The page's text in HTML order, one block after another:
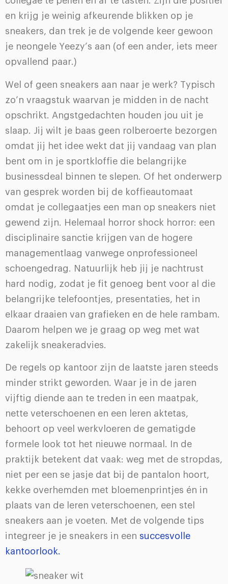
en krijg je weinig afkeurende blikken op je
sneakers, dan trek je de volgende keer gewoon
je neongele Yeezy’s aan (of een ander, iets meer
opvallend paar.)
Wel of geen sneakers aan naar je werk? Typisch
zo’n vraagstuk waarvan je midden in de nacht
opschrikt. Angstgedachten houden jou uit je
slaap. Jij wilt je baas geen rolberoerte bezorgen
omdat jij het idee wekt dat jij vandaag van plan
bent om in je sportkloffie die belangrijke
businessdeal binnen te slepen. Of het onderwerp
van gesprek worden bij de koffieautomaat
omdat je collegaatjes een man op sneakers niet
gewend zijn. Helemaal horror shock horror: een
disciplinaire sanctie krijgen van de hogere
managementlaag vanwege onprofessioneel
schoengedrag. Natuurlijk heb jij je nachtrust
hard nodig, zodat je fit genoeg bent voor al die
belangrijke telefoontjes, presentaties, het in
elkaar draaien van grafieken en de hele rambam.
Daarom helpen we je graag op weg met wat
zakelijk sneakeradvies.
De regels op kantoor zijn de laatste jaren steeds
minder strikt geworden. Waar je in de jaren
vijftig diende aan te treden in een maatpak,
nette veterschoenen en een leren aktetas,
behoort op veel werkvloeren de gematigde
formele look tot het nieuwe normaal. In de
praktijk betekent dat vaak: weg met de stropdas,
niet per een se jasje dat bij de pantalon hoort,
kekke overhemden met bloemenprintjes én in
plaats van de leren veterschoenen, een stel
sneakers aan je voeten. Met de volgende tips
integreer je je sneakers in een succesvolle
kantoorlook.